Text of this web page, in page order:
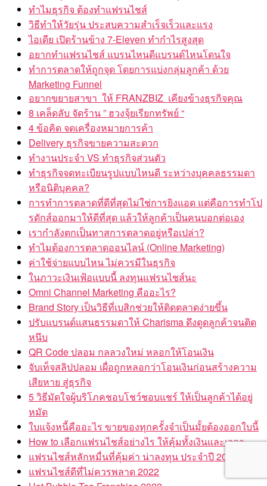
ทำไมธุรกิจ ต้องทำแฟรนไชส์
วิธีทำให้วัยรุ่น ประสบความสำเร็จเร็วและแรง
ไอเดีย เปิดร้านข้าง 7-Eleven ทำกำไรสูงสุด
อยากทำแฟรนไชส์ แบรนไหนดีแบรนด์ไหนโดนใจ
ทำการตลาดให้ถูกจุด โดยการแบ่งกลุ่มลูกค้า ด้วย
Marketing Funnel
อยากขยายสาขา ให้ FRANZBIZ เคียงข้างธุรกิจคุณ
8 เคล็ดลับ จัดร้าน ” ฮวงจุ้ยเรียกทรัพย์ “
4 ข้อคิด จดเครื่องหมายการค้า
Delivery ธุรกิจขายความสะดวก
ทำงานประจำ VS ทำธุรกิจส่วนตัว
ทำธุรกิจจดทะเบียนรูปแบบไหนดี ระหว่างบุคคลธรรมดา
หรือนิติบุคคล?
การทำการตลาดที่ดีที่สุดไม่ใช่การยิงแอด แต่คือการทำโป
รดักส์ออกมาให้ดีที่สุด แล้วให้ลูกค้าเป็นคนบอกต่อเอง
เรากำลังตกเป็นทาสการตลาดอยู่หรือเปล่า?
ทำไมต้องการตลาดออนไลน์ (Online Marketing)
ค่าใช้จ่ายแบบไหน ไม่ควรมีในธุรกิจ
ในภาวะเงินเฟ้อแบบนี้ ลงทุนแฟรนไชส์นะ
Omni Channel Marketing คืออะไร?
Brand Story เป็นวิธีที่เบสิกช่วยให้ติดตลาดง่ายขึ้น
ปรับแบรนด์แสนธรรมดาให้ Charisma ดึงดูดลูกค้าจนติด
หนึบ
QR Code ปลอม กลลวงใหม่ หลอกให้โอนเงิน
จับเท็จสลิปปลอม เผื่อถูกหลอกว่าโอนเงินก่อนสร้างความ
เสียหาย สู่ธุรกิจ
5 วิธีมัดใจผู้บริโภคชอบโชว์ชอบแชร์ ให้เป็นลูกค้าได้อยู่
หมัด
ใบแจ้งหนี้คืออะไร ขายของทุกครั้งจำเป็นมั้ยต้องออกใบนี้
How to เลือกแฟรนไชส์อย่างไร ให้คุ้มทั้งเงินและเวลา
แฟรนไชส์หลักหมื่นที่คุ้มค่า น่าลงทุน ประจำปี 2022
แฟรนไชส์ดีที่ไม่ควรพลาด 2022